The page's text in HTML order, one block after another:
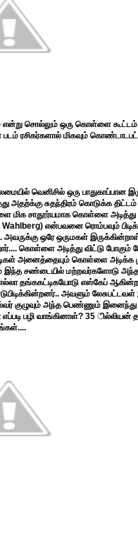
என்று சொல்லும் ஒரு கொள்ளை
படம் ரசிகர்களால் மிகவும்
வெனிசில் ஒரு பாதுகாப்பான
அதற்க்கு சுதந்திரம் கொடுக்க
மிக சாதூர்யமாக கொள்ளை அடித்து
Wahlberg) என்பவனை ரொம்பவும்
அவருக்கு ஒரே ஒருமகள்
கொள்ளை அடித்து விட்டு போகும்
அனைத்தையும் கொள்ளை அடிக்க
இந்த சண்டையில் மற்றவர்களோடு
தங்ககட்டிகயோடு எஸ்கேப்
அவளும்
நால்வர் குழுவும் அந்த பெண்ணும்
பழி வாங்கினாள்? 35 ில்லியன்